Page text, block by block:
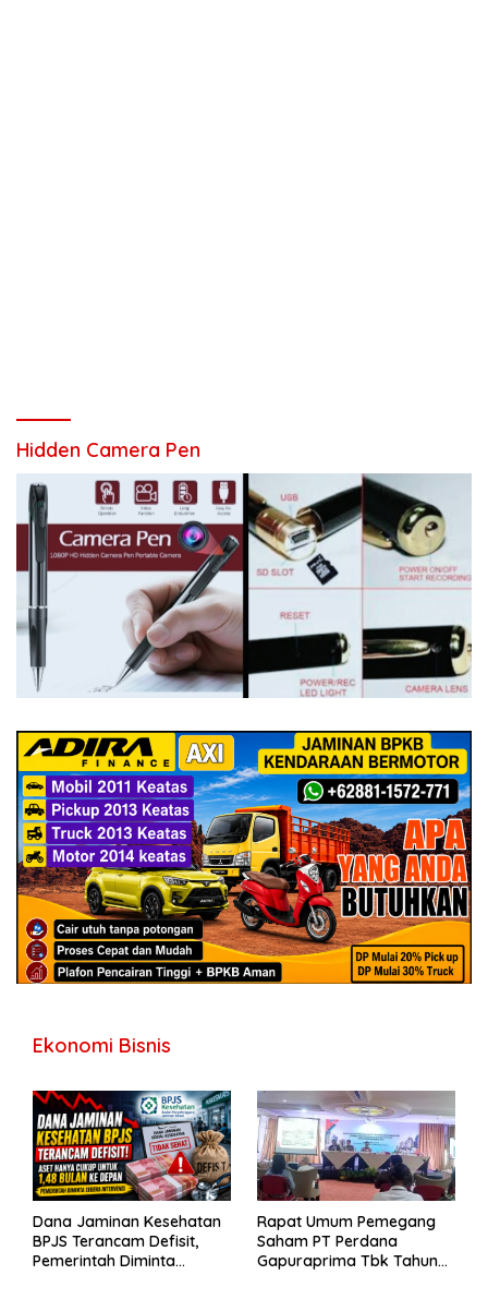
Hidden Camera Pen
Ekonomi Bisnis
Dana Jaminan Kesehatan
BPJS Terancam Defisit,
Pemerintah Diminta
Rapat Umum Pemegang
Saham PT Perdana
Gapuraprima Tbk Tahun